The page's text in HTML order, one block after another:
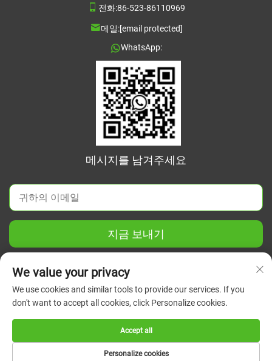
전화:86-523-86110969
메일:[email protected]
WhatsApp:
메시지를 남겨주세요
지금 보내기
든 권리 보유.
개인정보 보호정책
We value your privacy
We use cookies and similar tools to provide our services. If you
don't want to accept all cookies, click Personalize cookies.
Personalize cookies
Accept all